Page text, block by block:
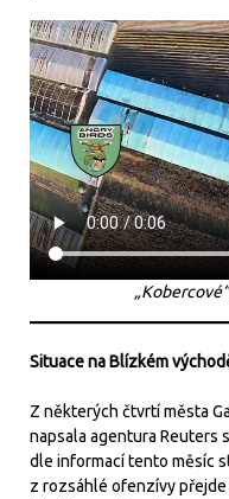
Situace na Blízkém
Z některých čtvrtí města
napsala agentura Reuters
dle informací tento měsíc
z rozsáhlé ofenzívy